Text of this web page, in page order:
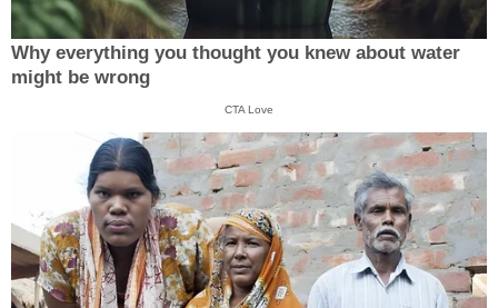
Why everything you thought you knew about water
might be wrong
CTA Love